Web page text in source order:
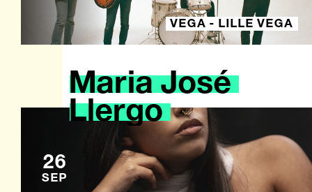
VEGA - LILLE VEGA
26
SEP
MariaJosé
Llergo